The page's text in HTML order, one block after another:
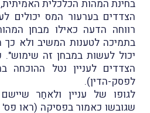
בחינת המהות הכלכלית
הצדדים בערעור המס יכולים
רווחה הדעה כאילו מבחן
בתמיכה לטענות המשיב ולא כך
יכול לעשות במבחן זה
לפסק-הדין).
לגופו של עניין ולאחַר